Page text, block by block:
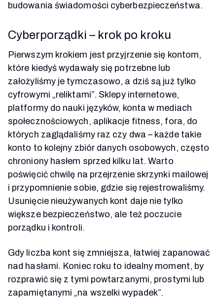
budowania świadomości cyberbezpieczeństwa.
Cyberporządki – krok po kroku
Pierwszym krokiem jest przyjrzenie się kontom,
które kiedyś wydawały się potrzebne lub
założyliśmy je tymczasowo, a dziś są już tylko
cyfrowymi „reliktami”. Sklepy internetowe,
platformy do nauki języków, konta w mediach
społecznościowych, aplikacje fitness, fora, do
których zaglądaliśmy raz czy dwa – każde takie
konto to kolejny zbiór danych osobowych, często
chroniony hasłem sprzed kilku lat. Warto
poświęcić chwilę na przejrzenie skrzynki mailowej
i przypomnienie sobie, gdzie się rejestrowaliśmy.
Usunięcie nieużywanych kont daje nie tylko
większe bezpieczeństwo, ale też poczucie
porządku i kontroli.
Gdy liczba kont się zmniejsza, łatwiej zapanować
nad hasłami. Koniec roku to idealny moment, by
rozprawić się z tymi powtarzanymi, prostymi lub
zapamiętanymi „na wszelki wypadek”.